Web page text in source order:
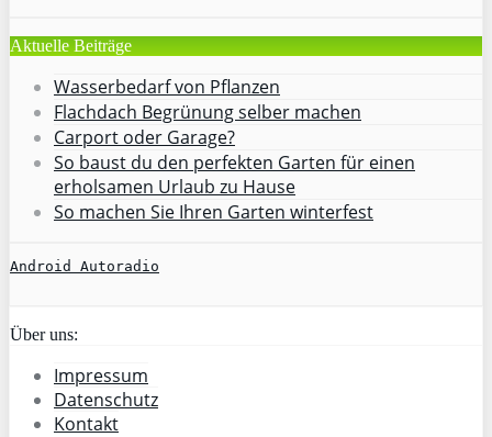
Aktuelle Beiträge
Wasserbedarf von Pflanzen
Flachdach Begrünung selber machen
Carport oder Garage?
So baust du den perfekten Garten für einen
erholsamen Urlaub zu Hause
So machen Sie Ihren Garten winterfest
Android Autoradio
Über uns:
Impressum
Datenschutz
Kontakt